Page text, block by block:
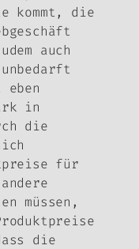
kommt, die
auch
in
die
für
müssen,
die